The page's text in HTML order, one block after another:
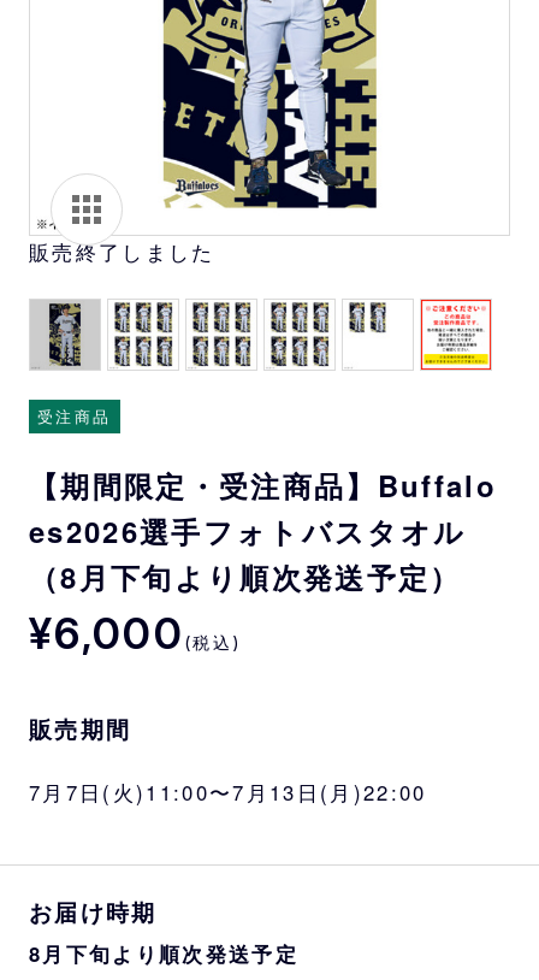
販売終了しました
受注商品
【期間限定・受注商品】Buffalo
es2026選手フォトバスタオル
（8月下旬より順次発送予定）
¥6,000 (税込)
販売期間
7月7日(火)11:00〜7月13日(月)22:00
お届け時期
8月下旬より順次発送予定